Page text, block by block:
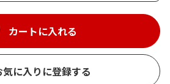
カートに入れる
気に入りに登録する